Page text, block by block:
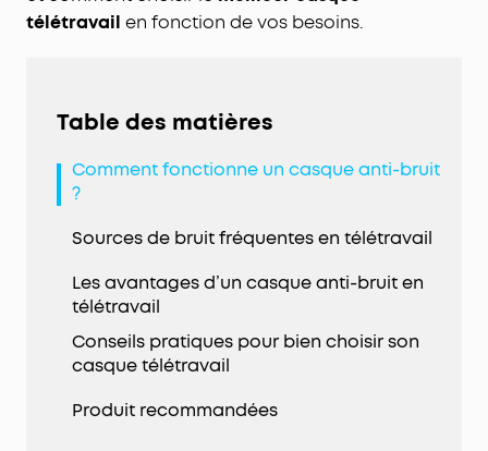
télétravail en fonction de vos besoins.
Table des matières
Comment fonctionne un casque anti-bruit
?
Sources de bruit fréquentes en télétravail
Les avantages d’un casque anti-bruit en
télétravail
Conseils pratiques pour bien choisir son
casque télétravail
Produit recommandées